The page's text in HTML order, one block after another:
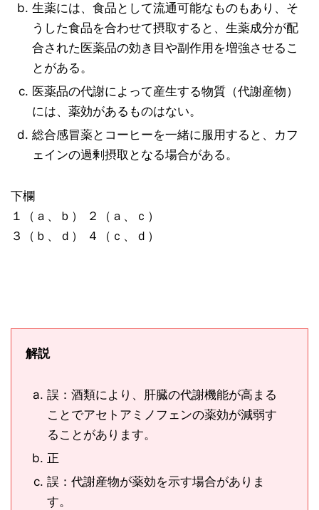
生薬には、食品として流通可能なものもあり、そ
うした食品を合わせて摂取すると、生薬成分が配
合された医薬品の効き目や副作用を増強させるこ
とがある。
医薬品の代謝によって産生する物質（代謝産物）
には、薬効があるものはない。
総合感冒薬とコーヒーを一緒に服用すると、カフ
ェインの過剰摂取となる場合がある。
下欄
１（ａ、ｂ） ２（ａ、ｃ）
３（ｂ、ｄ） ４（ｃ、ｄ）
解説
誤：酒類により、肝臓の代謝機能が高まる
ことでアセトアミノフェンの薬効が減弱す
ることがあります。
正
誤：代謝産物が薬効を示す場合がありま
す。